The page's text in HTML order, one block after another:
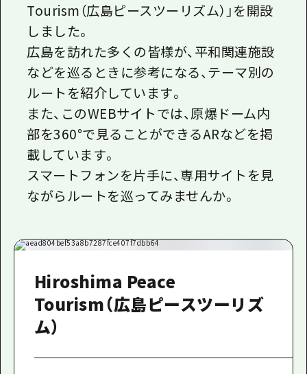
Tourism（広島ピースツーリズム）」を開設
しました。
広島を訪れた多くの皆様が、平和関連施設
などを巡るときに参考になる、テーマ別の
ルートを紹介しています。
また、このWEBサイトでは、原爆ドーム内
部を360°で見ることができるARなどを掲
載しています。
スマートフォンを片手に、専用サイトを見
ながらルートを巡ってみませんか。
Hiroshima Peace
Tourism（広島ピースツーリズ
ム）